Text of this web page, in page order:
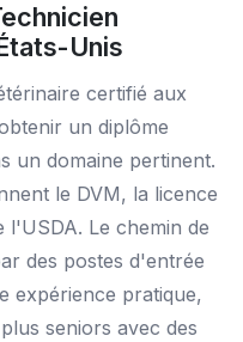
Unis
certifié aux
un diplôme
un domaine pertinent.
le DVM, la licence
l'USDA. Le chemin de
des postes d'entrée
expérience pratique,
seniors avec des